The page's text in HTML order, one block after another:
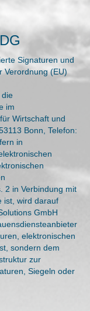
Signaturen und
Verordnung (EU)
die
im
Wirtschaft und
Bonn, Telefon:
in
2 in Verbindung mit
ist, wird darauf
GmbH
elektronischen
sondern dem
zur
Siegeln oder